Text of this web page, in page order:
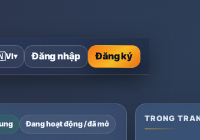
VI▾ Đăng nhập Đăng ký
May
Đang hoạt động / đã mở
TRONG